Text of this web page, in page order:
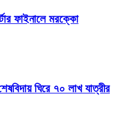
ফাইনালে মরক্কো
ঘিরে ৭০ লাখ যাত্রীর